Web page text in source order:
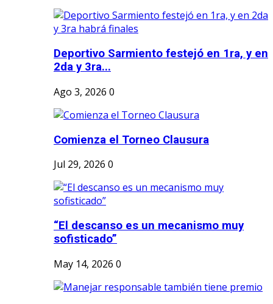
Deportivo Sarmiento festejó en 1ra, y en
2da y 3ra...
Ago 3, 2026 0
Comienza el Torneo Clausura
Jul 29, 2026 0
“El descanso es un mecanismo muy
sofisticado”
May 14, 2026 0